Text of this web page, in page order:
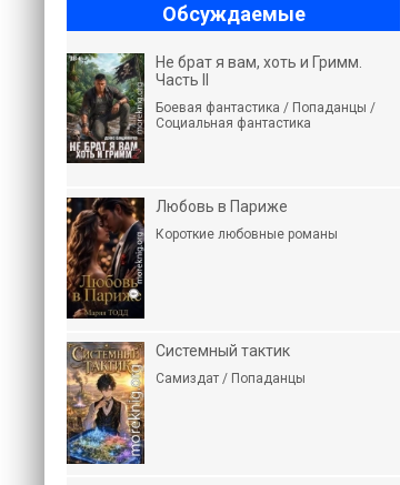
Обсуждаемые
Не брат я вам, хоть и Гримм.
Часть II
Боевая фантастика / Попаданцы /
Социальная фантастика
Любовь в Париже
Короткие любовные романы
Системный тактик
Самиздат / Попаданцы